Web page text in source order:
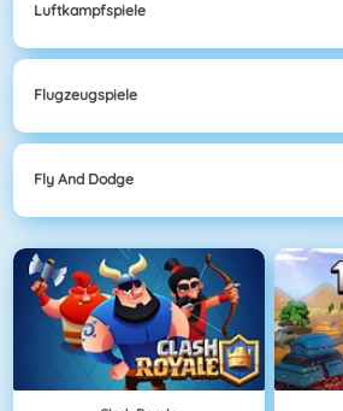
Luftkampfspiele
Flugzeugspiele
Fly And Dodge